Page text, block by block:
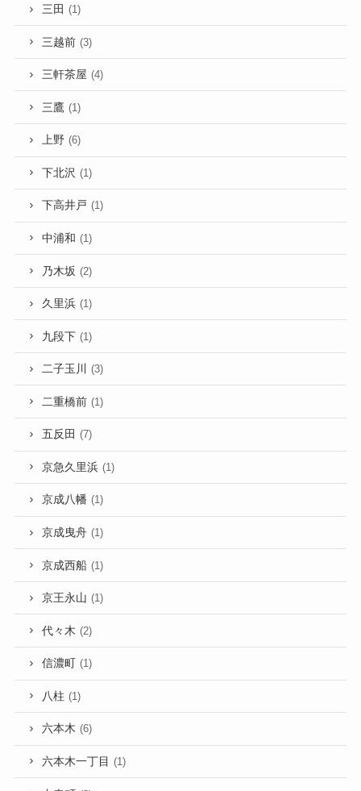
三田 (1)
三越前 (3)
三軒茶屋 (4)
三鷹 (1)
上野 (6)
下北沢 (1)
下高井戸 (1)
中浦和 (1)
乃木坂 (2)
久里浜 (1)
九段下 (1)
二子玉川 (3)
二重橋前 (1)
五反田 (7)
京急久里浜 (1)
京成八幡 (1)
京成曳舟 (1)
京成西船 (1)
京王永山 (1)
代々木 (2)
信濃町 (1)
八柱 (1)
六本木 (6)
六本木一丁目 (1)